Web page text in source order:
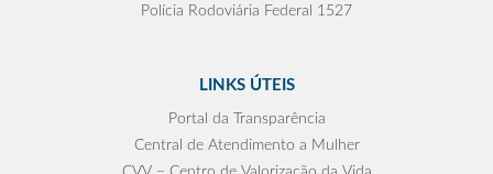
Polícia Rodoviária Federal 1527
LINKS ÚTEIS
Portal da Transparência
Central de Atendimento a Mulher